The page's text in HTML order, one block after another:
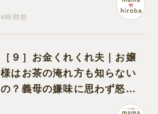
4時間前
［９］お金くれくれ夫｜お嬢
様はお茶の淹れ方も知らない
の？義母の嫌味に思わず怒り